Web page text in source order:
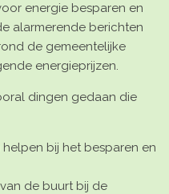
energie besparen en
alarmerende berichten
de gemeentelijke
energieprijzen.
dingen gedaan die
bij het besparen en
de buurt bij de